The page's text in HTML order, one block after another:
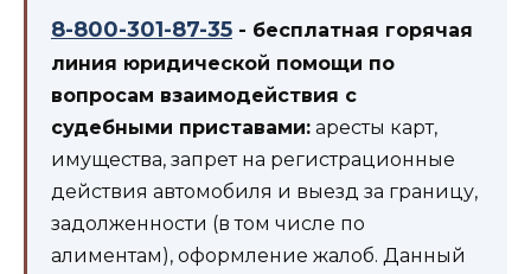
8-800-301-87-35 - бесплатная горячая
линия юридической помощи по
вопросам взаимодействия с
судебными приставами: аресты карт,
имущества, запрет на регистрационные
действия автомобиля и выезд за границу,
задолженности (в том числе по
алиментам), оформление жалоб. Данный